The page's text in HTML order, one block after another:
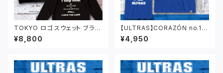
TOKYO ロゴ スウェット ブラッ
ク
¥8,800
【ULTRAS】CORAZÓN no.12
Tシャツ ブルー
¥4,950